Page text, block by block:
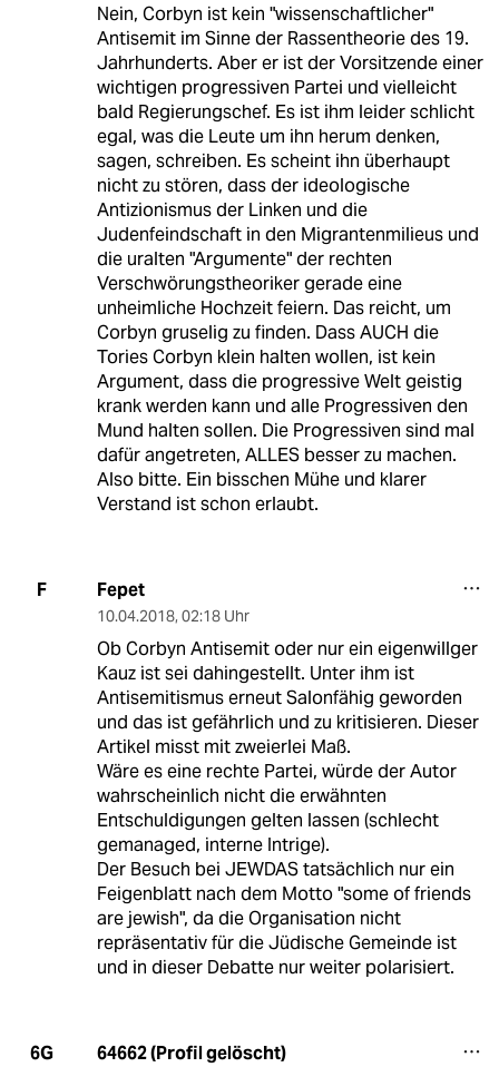
Nein, Corbyn ist kein "wissenschaftlicher"
Antisemit im Sinne der Rassentheorie des 19.
Jahrhunderts. Aber er ist der Vorsitzende einer
wichtigen progressiven Partei und vielleicht
bald Regierungschef. Es ist ihm leider schlicht
egal, was die Leute um ihn herum denken,
sagen, schreiben. Es scheint ihn überhaupt
nicht zu stören, dass der ideologische
Antizionismus der Linken und die
Judenfeindschaft in den Migrantenmilieus und
die uralten "Argumente" der rechten
Verschwörungstheoriker gerade eine
unheimliche Hochzeit feiern. Das reicht, um
Corbyn gruselig zu finden. Dass AUCH die
Tories Corbyn klein halten wollen, ist kein
Argument, dass die progressive Welt geistig
krank werden kann und alle Progressiven den
Mund halten sollen. Die Progressiven sind mal
dafür angetreten, ALLES besser zu machen.
Also bitte. Ein bisschen Mühe und klarer
Verstand ist schon erlaubt.
F Fepet
10.04.2018, 02:18 Uhr
Ob Corbyn Antisemit oder nur ein eigenwillger
Kauz ist sei dahingestellt. Unter ihm ist
Antisemitismus erneut Salonfähig geworden
und das ist gefährlich und zu kritisieren. Dieser
Artikel misst mit zweierlei Maß.
Wäre es eine rechte Partei, würde der Autor
wahrscheinlich nicht die erwähnten
Entschuldigungen gelten lassen (schlecht
gemanaged, interne Intrige).
Der Besuch bei JEWDAS tatsächlich nur ein
Feigenblatt nach dem Motto "some of friends
are jewish", da die Organisation nicht
repräsentativ für die Jüdische Gemeinde ist
und in dieser Debatte nur weiter polarisiert.
6G 64662 (Profil gelöscht)